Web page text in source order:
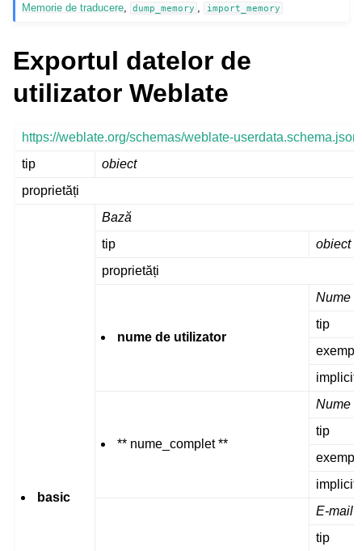
Memorie de traducere dump_memory import_memory
Exportul datelor de
utilizator Weblate
https://weblate.org/schemas/weblate-userdata.schema.json
tip
obiect
proprietăți
basic
Bază
tip
obiect
proprietăți
nume de utilizator
Nume
tip
implicit
** nume_complet **
Nume
tip
implicit
E-mail
tip